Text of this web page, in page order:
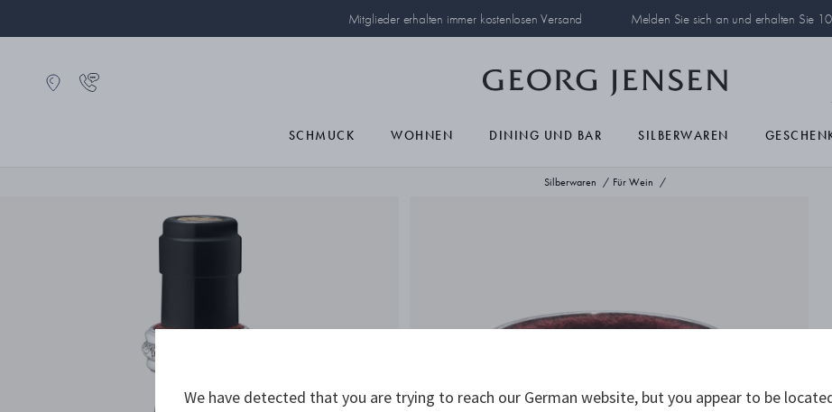
Mitglieder erhalten immer kostenlosen Versand Melden Sie sich an und erhalten Sie
SCHMUCK WOHNEN DINING UND BAR SILBERWAREN
Silberwaren Für Wein
We have detected that you are trying to reach our German website, but you appear to be